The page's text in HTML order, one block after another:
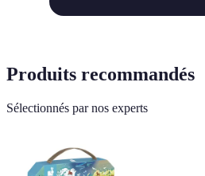
Produits recommandés
Sélectionnés par nos experts